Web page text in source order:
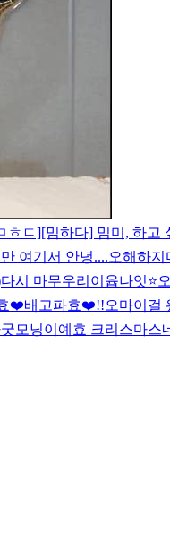
ㅎㄷ][밈하다] 밈미, 하고
여기서 안녕....오해하지
다시 마무우리이 윱나잇⭐️
❤️배고파효❤️!!오마이걸
굿모닝이예효 크리스마스